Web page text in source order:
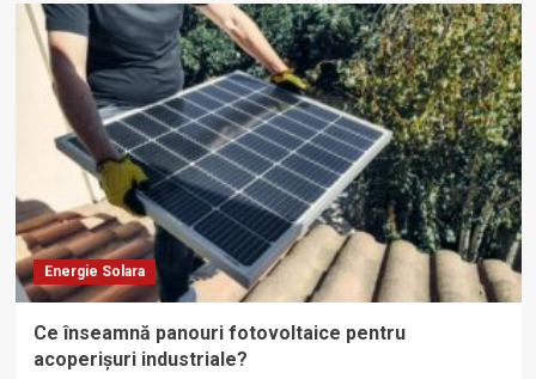
Energie Solara
Ce înseamnă panouri fotovoltaice pentru
acoperișuri industriale?